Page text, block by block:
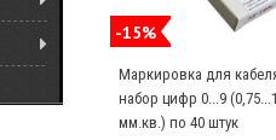
-15%
Маркировка для
набор цифр 0...9
мм.кв.) по 40 штук